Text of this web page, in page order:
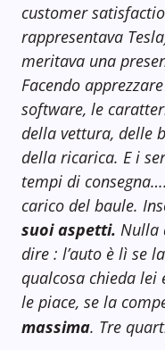
customer
rappresentava
meritava una
Facendo apprezzare
software, le
della vettura, delle
della ricarica. E i
tempi di
carico del baule.
suoi aspetti. Nulla
dire : l’auto è lì se
qualcosa chieda lei
le piace, se la
massima. Tre